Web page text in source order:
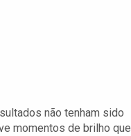
não tenham sido
momentos de brilho que